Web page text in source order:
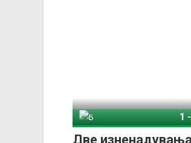
Две
1